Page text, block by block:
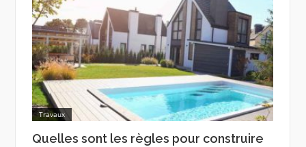
Travaux
Quelles sont les règles pour construire